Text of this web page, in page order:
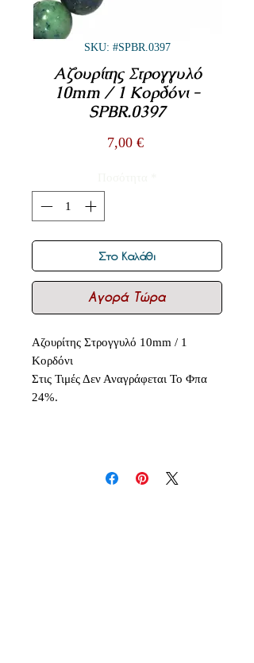
SKU: #SPBR.0397
Αζουρίτης Στρογγυλό
10mm / 1 Κορδόνι -
SPBR.0397
7,00 €Τιμή
Στο Καλάθι
Αγορά Τώρα
Αζουρίτης Στρογγυλό 10mm / 1
Κορδόνι
Στις Τιμές Δεν Αναγράφεται Το Φπα
24%.